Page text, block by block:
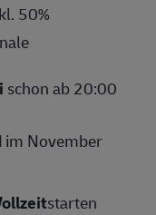
50%
schon ab 20:00
im November
starten